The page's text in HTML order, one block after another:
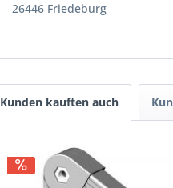
26446 Friedeburg
Kunden kauften auch